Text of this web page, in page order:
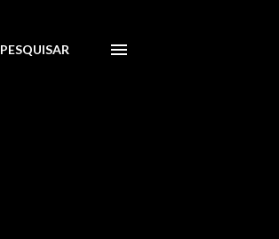
PESQUISAR